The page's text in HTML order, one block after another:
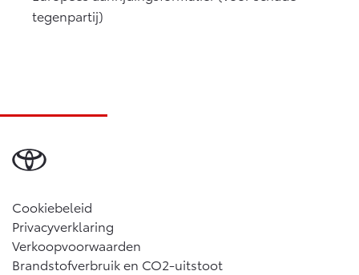
tegenpartij)
Cookiebeleid
Privacyverklaring
Verkoopvoorwaarden
Brandstofverbruik en CO2-uitstoot